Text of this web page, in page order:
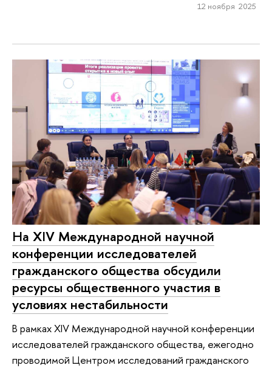
12 ноября 2025
На XIV Международной научной
конференции исследователей
гражданского общества обсудили
ресурсы общественного участия в
условиях нестабильности
В рамках XIV Международной научной конференции
исследователей гражданского общества, ежегодно
проводимой Центром исследований гражданского